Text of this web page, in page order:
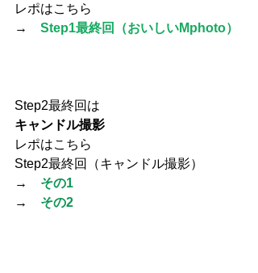
レポはこちら
→ Step1最終回（おいしいMphoto）
Step2最終回は
キャンドル撮影
レポはこちら
Step2最終回（キャンドル撮影）
→ その1
→ その2